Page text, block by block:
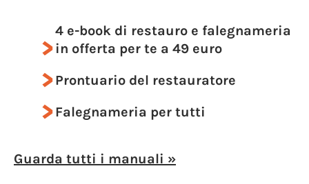
4 e-book di restauro e falegnameria
in offerta per te a 49 euro
Prontuario del restauratore
Falegnameria per tutti
Guarda tutti i manuali »